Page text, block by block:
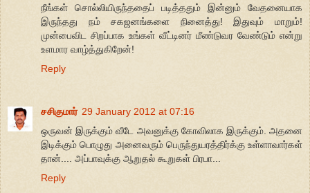
நீங்கள் சொல்லியிருந்ததைப் படித்ததும் இன்னும் வேதனையாக
இருந்தது நம் சகஜனங்களை நினைத்து! இதுவும் மாறும்!
முன்பைவிட சிறப்பாக உங்கள் வீட்டினர் மீண்டுவர வேண்டும் என்று
உளமார வாழ்த்துகிறேன்!
Reply
சசிகுமார் 29 January 2012 at 07:16
ஒருவன் இருக்கும் வீடே அவனுக்கு கோவிலாக இருக்கும். அதனை
இடிக்கும் பொழுது அனைவரும் பெருந்துயரத்திர்க்கு உள்ளாவார்கள்
தான்.... அப்பாவுக்கு ஆறுதல் கூறுகள் பிரபா...
Reply